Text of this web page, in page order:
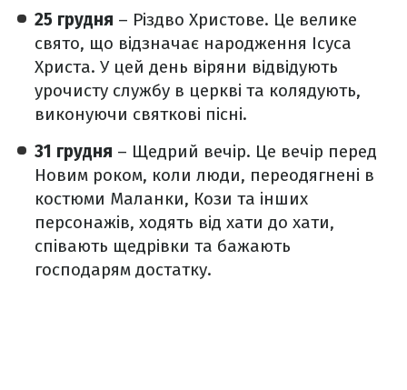
25 грудня – Різдво Христове. Це велике
свято, що відзначає народження Ісуса
Христа. У цей день віряни відвідують
урочисту службу в церкві та колядують,
виконуючи святкові пісні.
31 грудня – Щедрий вечір. Це вечір перед
Новим роком, коли люди, переодягнені в
костюми Маланки, Кози та інших
персонажів, ходять від хати до хати,
співають щедрівки та бажають
господарям достатку.